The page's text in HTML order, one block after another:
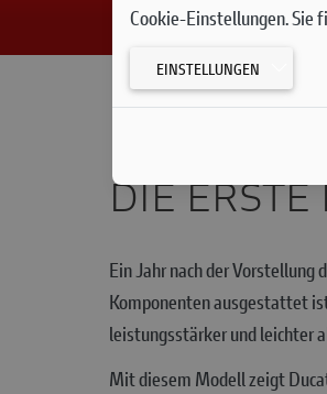
DIE ERSTE
Ein Jahr nach der
Komponenten ausgestattet
leistungsstärker und leichter
Mit diesem Modell zeigt
Cookie-Einstellungen. Sie
EINSTELLUNGEN